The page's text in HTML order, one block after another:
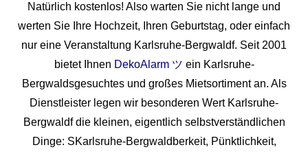
Natürlich kostenlos! Also warten Sie nicht lange und
werten Sie Ihre Hochzeit, Ihren Geburtstag, oder einfach
nur eine Veranstaltung Karlsruhe-Bergwaldf. Seit 2001
bietet Ihnen DekoAlarm ツ ein Karlsruhe-
Bergwaldsgesuchtes und großes Mietsortiment an. Als
Dienstleister legen wir besonderen Wert Karlsruhe-
Bergwaldf die kleinen, eigentlich selbstverständlichen
Dinge: SKarlsruhe-Bergwaldberkeit, Pünktlichkeit,